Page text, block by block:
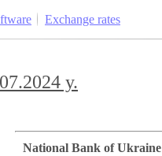
Exchange rates
y.
National Bank of Ukraine